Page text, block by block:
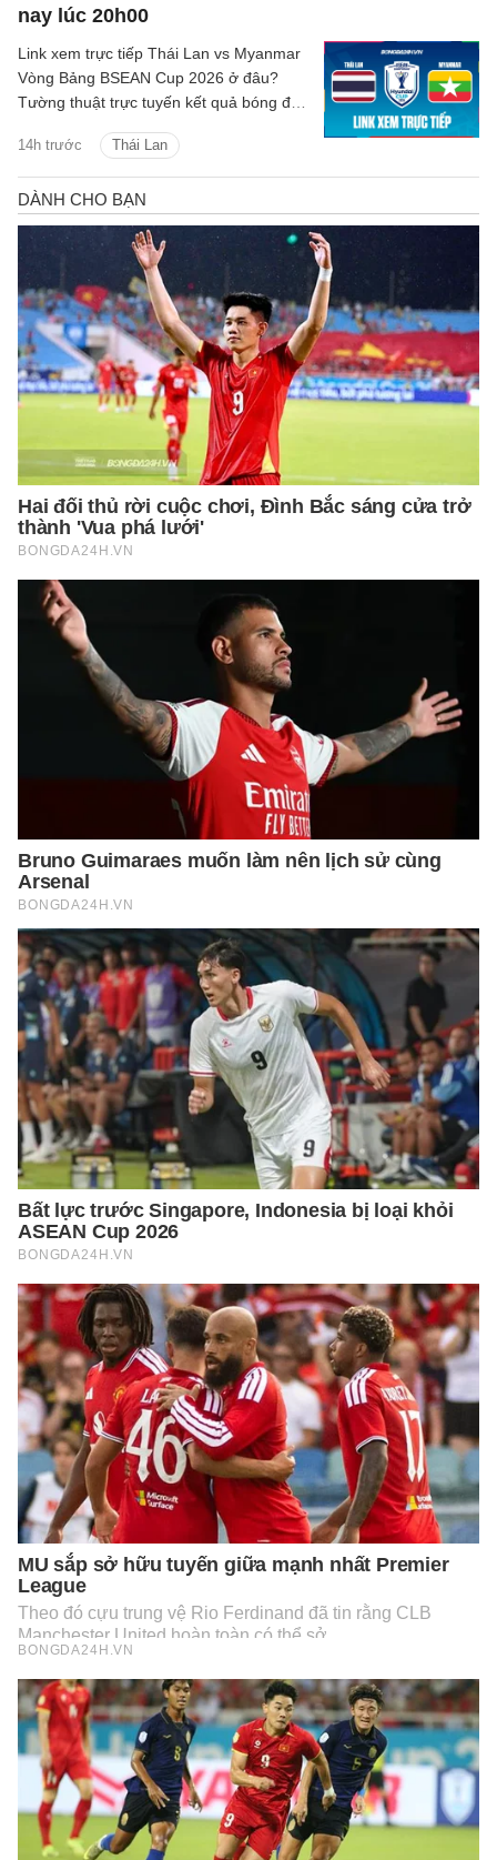
nay lúc 20h00
14h trước Thái Lan
Link xem trực tiếp Thái Lan vs Myanmar
Vòng Bảng BSEAN Cup 2026 ở đâu?
Tường thuật trực tuyến kết quả bóng đá
sóng nào?